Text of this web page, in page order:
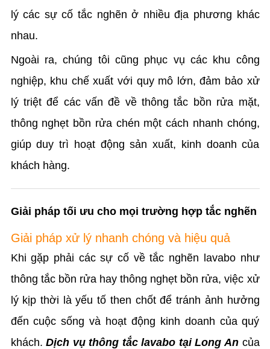
lý các sự cố tắc nghẽn ở nhiều địa phương khác
nhau.
Ngoài ra, chúng tôi cũng phục vụ các khu công
nghiệp, khu chế xuất với quy mô lớn, đảm bảo xử
lý triệt để các vấn đề về thông tắc bồn rửa mặt,
thông nghẹt bồn rửa chén một cách nhanh chóng,
giúp duy trì hoạt động sản xuất, kinh doanh của
khách hàng.
Giải pháp tối ưu cho mọi trường hợp tắc nghẽn
Giải pháp xử lý nhanh chóng và hiệu quả
Khi gặp phải các sự cố về tắc nghẽn lavabo như
thông tắc bồn rửa hay thông nghẹt bồn rửa, việc xử
lý kịp thời là yếu tố then chốt để tránh ảnh hưởng
đến cuộc sống và hoạt động kinh doanh của quý
khách.Dịch vụ thông tắc lavabo tại Long Ancủa